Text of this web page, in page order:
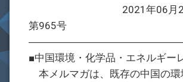
2021年06月21日
第965号
■中国環境・化学品・エネルギー
本メルマガは、既存の中国の環